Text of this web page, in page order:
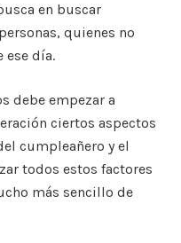
en buscar
quienes no
ese día.
debe empezar a
ciertos aspectos
cumpleañero y el
todos estos factores
más sencillo de